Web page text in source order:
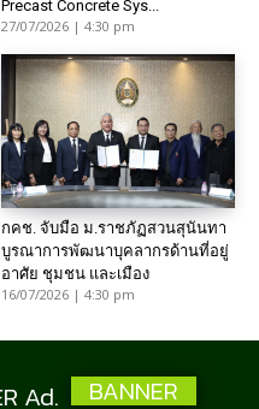
Precast Concrete Sys...
27/07/2026 | 4:30 pm
กคช. จับมือ ม.ราชภัฏสวนสุนันทา
บูรณาการพัฒนาบุคลากรด้านที่อยู่
อาศัย ชุมชน และเมือง
16/07/2026 | 4:30 pm
Ad. BANNER